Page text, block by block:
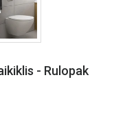
- Rulopak